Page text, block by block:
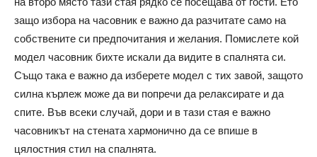
защо избора на часовник е важно да разчитате само на
собствените си предпочитания и желания. Помислете кой
модел часовник бихте искали да видите в спалнята си.
Също така е важно да изберете модел с тих завой, защото
силна кърлеж може да ви попречи да релаксирате и да
спите. Във всеки случай, дори и в тази стая е важно
часовникът на стената хармонично да се впише в
цялостния стил на спалнята.